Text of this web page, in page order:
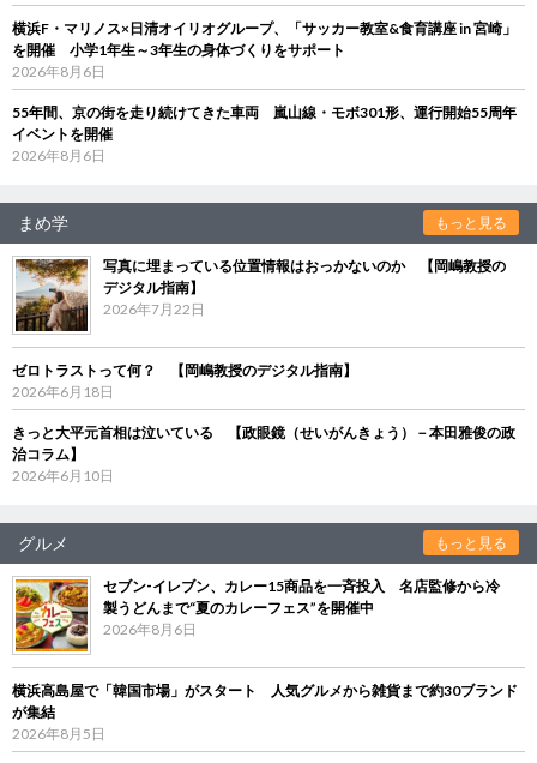
横浜F・マリノス×日清オイリオグループ、「サッカー教室&食育講座 in 宮崎」
を開催 小学1年生～3年生の身体づくりをサポート
2026年8月6日
55年間、京の街を走り続けてきた車両 嵐山線・モボ301形、運行開始55周年
イベントを開催
2026年8月6日
まめ学 もっと見る
写真に埋まっている位置情報はおっかないのか 【岡嶋教授の
デジタル指南】
2026年7月22日
ゼロトラストって何？ 【岡嶋教授のデジタル指南】
2026年6月18日
きっと大平元首相は泣いている 【政眼鏡（せいがんきょう）－本田雅俊の政
治コラム】
2026年6月10日
グルメ もっと見る
セブン‐イレブン、カレー15商品を一斉投入 名店監修から冷
製うどんまで“夏のカレーフェス”を開催中
2026年8月6日
横浜高島屋で「韓国市場」がスタート 人気グルメから雑貨まで約30ブランド
が集結
2026年8月5日